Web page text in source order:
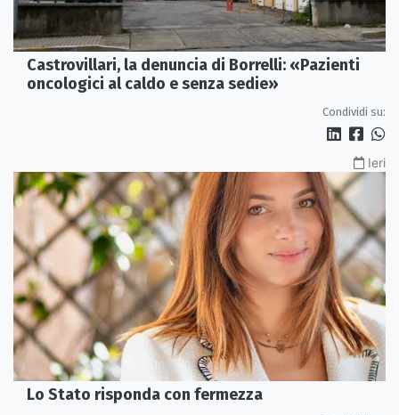
Castrovillari, la denuncia di Borrelli: «Pazienti
oncologici al caldo e senza sedie»
Condividi su:
Ieri
Lo Stato risponda con fermezza